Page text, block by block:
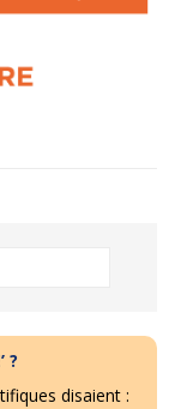
?
disaient :